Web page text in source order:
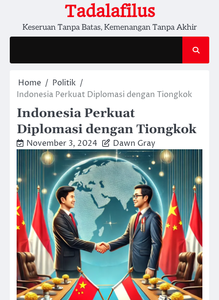
content
Tadalafilus
Keseruan Tanpa Batas, Kemenangan Tanpa Akhir
Home
Politik
Indonesia Perkuat Diplomasi dengan Tiongkok
Indonesia Perkuat
Diplomasi dengan Tiongkok
November 3, 2024 Dawn Gray